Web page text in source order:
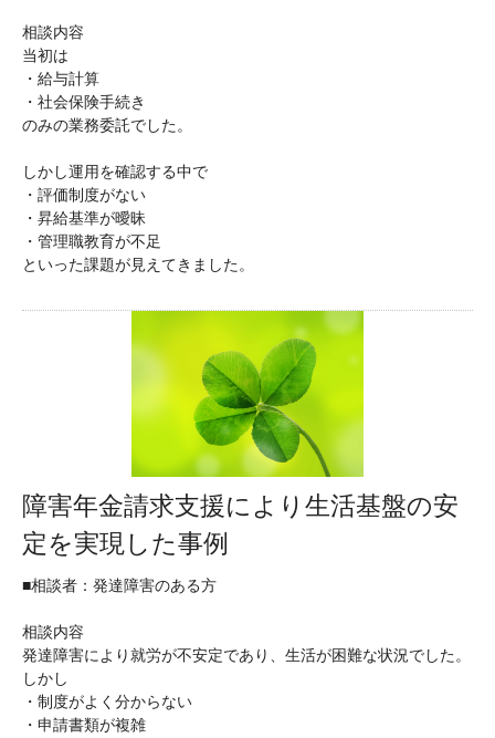
相談内容
当初は
・給与計算
・社会保険手続き
のみの業務委託でした。
しかし運用を確認する中で
・評価制度がない
・昇給基準が曖昧
・管理職教育が不足
といった課題が見えてきました。
障害年金請求支援により生活基盤の安
定を実現した事例
■相談者：発達障害のある方
相談内容
発達障害により就労が不安定であり、生活が困難な状況でした。
しかし
・制度がよく分からない
・申請書類が複雑